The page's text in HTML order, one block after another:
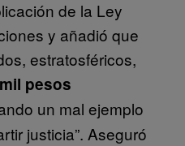
de la Ley
y añadió que
estratosféricos,
pesos
un mal ejemplo
justicia”. Aseguró